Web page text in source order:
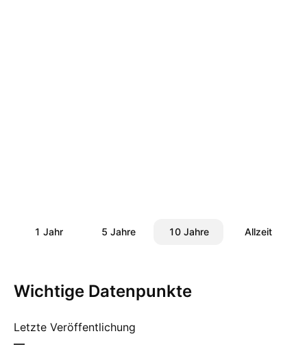
1 Jahr 5 Jahre 10 Jahre Allzeit
Wichtige Datenpunkte
Letzte Veröffentlichung
—